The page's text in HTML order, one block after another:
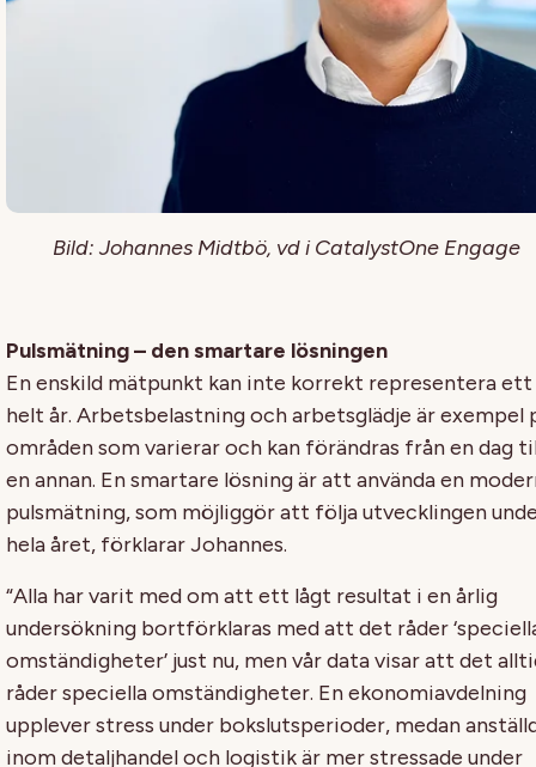
Bild: Johannes Midtbö, vd i CatalystOne Engage
Pulsmätning – den smartare lösningen
En enskild mätpunkt kan inte korrekt representera ett
helt år. Arbetsbelastning och arbetsglädje är exempel
områden som varierar och kan förändras från en dag
en annan. En smartare lösning är att använda en
pulsmätning, som möjliggör att följa utvecklingen
hela året, förklarar Johannes.
“Alla har varit med om att ett lågt resultat i en årlig
undersökning bortförklaras med att det råder
omständigheter’ just nu, men vår data visar att det
råder speciella omständigheter. En ekonomiavdelning
upplever stress under bokslutsperioder, medan
inom detaljhandel och logistik är mer stressade under